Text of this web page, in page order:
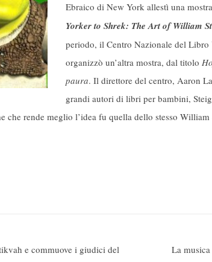
Ebraico di New York allestì una
Yorker to Shrek: The Art of William
periodo, il Centro Nazionale del Libro
organizzò un’altra mostra, dal titolo
paura. Il direttore del centro, Aaron
grandi autori di libri per bambini,
che rende meglio l’idea fu quella dello stesso
e commuove i giudici del
La